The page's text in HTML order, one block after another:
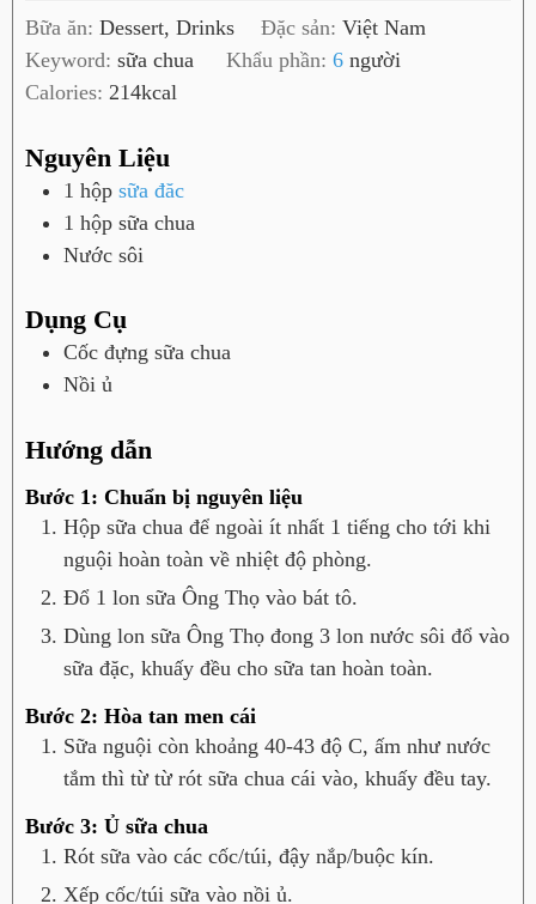
i
ờ
h
ú
t
Bữa ăn: Dessert, Drinks Đặc sản:Việt Nam
Keyword: sữa chua Khẩu phần:6 người
Calories: 214kcal
Nguyên Liệu
1 hộp sữa đăc
1 hộp sữa chua
Nước sôi
Dụng Cụ
Cốc đựng sữa chua
Nồi ủ
Hướng dẫn
Bước 1: Chuẩn bị nguyên liệu
Hộp sữa chua để ngoài ít nhất 1 tiếng cho tới khi
nguội hoàn toàn về nhiệt độ phòng.
Đổ 1 lon sữa Ông Thọ vào bát tô.
Dùng lon sữa Ông Thọ đong 3 lon nước sôi đổ vào
sữa đặc, khuấy đều cho sữa tan hoàn toàn.
Bước 2: Hòa tan men cái
Sữa nguội còn khoảng 40-43 độ C, ấm như nước
tắm thì từ từ rót sữa chua cái vào, khuấy đều tay.
Bước 3: Ủ sữa chua
Rót sữa vào các cốc/túi, đậy nắp/buộc kín.
Xếp cốc/túi sữa vào nồi ủ.